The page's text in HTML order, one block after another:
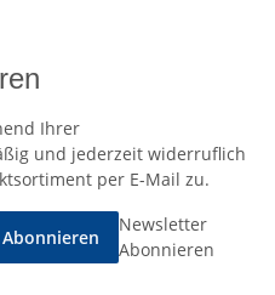
Ihrer
und jederzeit widerruflich
per E-Mail zu.
Abonnieren
Newsletter
Abonnieren